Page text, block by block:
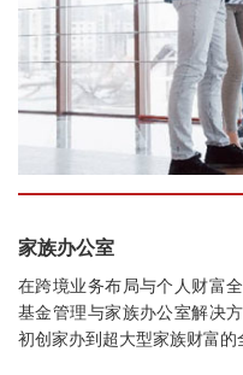
家族办公室
在跨境业务布局与个人财富
基金管理与家族办公室解决方
初创家办到超大型家族财富的